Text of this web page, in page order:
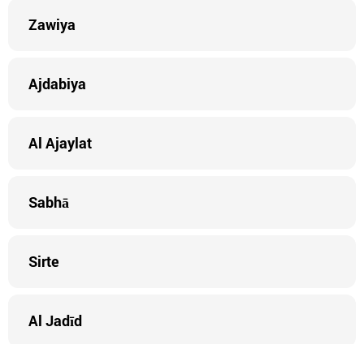
Zawiya
Ajdabiya
Al Ajaylat
Sabhā
Sirte
Al Jadīd